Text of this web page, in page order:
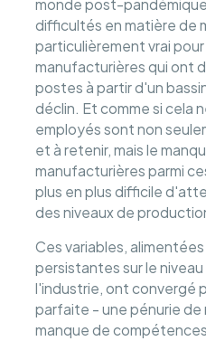
monde post-
difficultés en matière de
particulièrement vrai
manufacturières qui ont
postes à partir d'un
déclin. Et comme si cela
employés sont non
et à retenir, mais le
manufacturières parmi
plus en plus difficile
des niveaux de
Ces variables,
persistantes sur le
l'industrie, ont convergé
parfaite - une pénurie
manque de